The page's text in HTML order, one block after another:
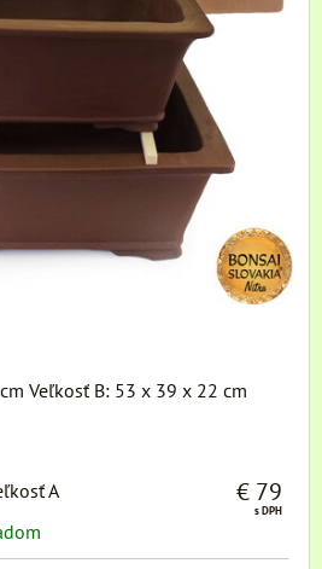
Veľkosť B: 53 x 39 x 22 cm
A
€ 79
s DPH